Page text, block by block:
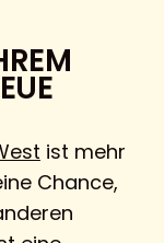
ist mehr
Chance,